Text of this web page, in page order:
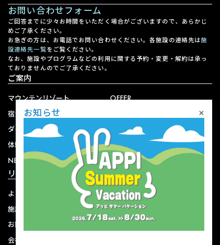
お問い合わせフォーム
ご回答までに少々お時間をいただく場合がございますので、あらかじ
めご了承ください。
お急ぎの方は、お電話でお問い合わせください。各施設の連絡先は施
設連絡先一覧をご覧ください。
なお、施設やプログラムなどの利用に関する予約・変更・解約は承っ
ておりませんのでご了承ください。
ご案内
マウンテンリゾート
宿泊
ダイニング
体験
NEWS
OFFER
ショップ
リゾート情報
よくある質問
施設連絡先一覧
お問い合わせ
会社概要
関連施設
資料ダウンロード
お知らせ ×